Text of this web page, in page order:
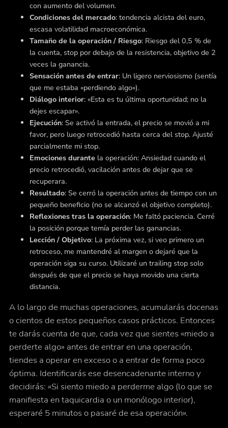
con aumento del volumen.
Condiciones del mercado: tendencia alcista del euro,
escasa volatilidad macroeconómica.
Tamaño de la operación / Riesgo: Riesgo del 0,5 % de
la cuenta, stop por debajo de la resistencia, objetivo de 2
veces la ganancia.
Sensación antes de entrar: Un ligero nerviosismo (sentía
que me estaba «perdiendo algo»).
Diálogo interior: «Esta es tu última oportunidad; no la
dejes escapar».
Ejecución: Se activó la entrada, el precio se movió a mi
favor, pero luego retrocedió hasta cerca del stop. Ajusté
parcialmente mi stop.
Emociones durantela operación: Ansiedad cuando el
precio retrocedió, vacilación antes de dejar que se
recuperara.
Resultado: Se cerró la operación antes de tiempo con un
pequeño beneficio (no se alcanzó el objetivo completo).
Reflexiones tras la operación: Me faltó paciencia. Cerré
la posición porque temía perder las ganancias.
Lección / Objetivo: La próxima vez, si veo primero un
retroceso, me mantendré al margen o dejaré que la
operación siga su curso. Utilizaré un trailing stop solo
después de que el precio se haya movido una cierta
distancia.
A lo largo de muchas operaciones, acumularás docenas
o cientos de estos pequeños casos prácticos. Entonces
te darás cuenta de que, cada vez que sientes «miedo a
perderte algo» antes de entrar en una operación,
tiendes a operar en exceso o a entrar de forma poco
óptima. Identificarás ese desencadenante interno y
decidirás: «Si siento miedo a perderme algo (lo que se
manifiesta en taquicardia o un monólogo interior),
esperaré 5 minutos o pasaré de esa operación».